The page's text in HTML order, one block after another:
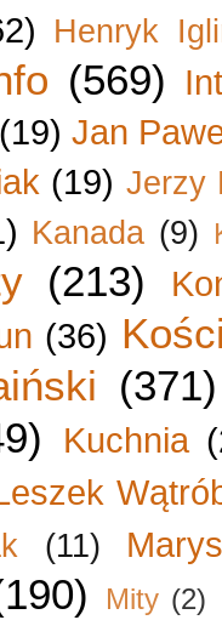
Henryk
(569)
(19) Jan
(19) Jerzy
Kanada (9)
(213)
(36)
(371)
Kuchnia
(11)
Mity (2)